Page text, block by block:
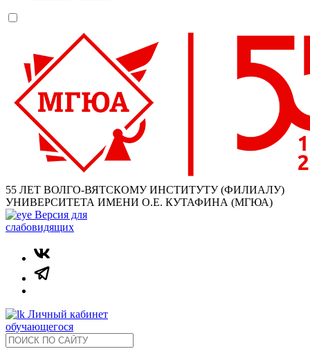
55 ЛЕТ ВОЛГО-ВЯТСКОМУ ИНСТИТУТУ (ФИЛИАЛУ)
УНИВЕРСИТЕТА ИМЕНИ О.Е. КУТАФИНА (МГЮА)
Версия для
слабовидящих
Личный кабинет
обучающегося